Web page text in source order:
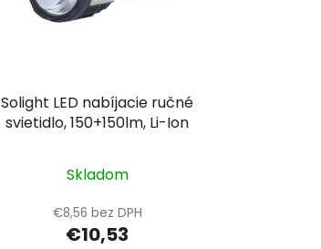
Solight LED nabíjacie ručné
svietidlo, 150+150lm, Li-Ion
Skladom
€8,56 bez DPH
€10,53